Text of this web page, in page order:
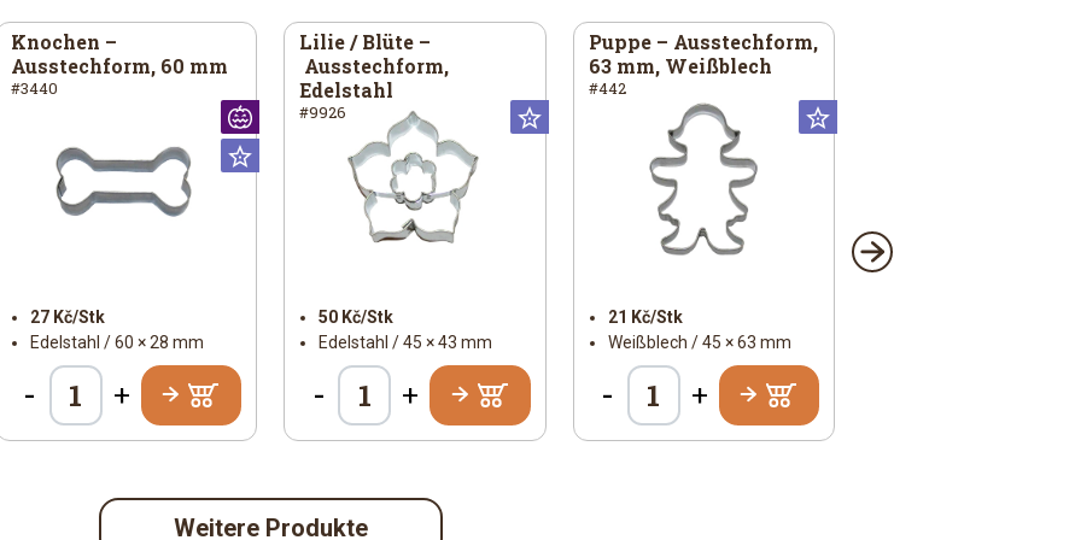
Halloween
Knochen –
Ausstechform, 60 mm
#3440
27 Kč/Stk
Edelstahl / 60 × 28 mm
- +
Lilie / Blüte –
Ausstechform,
Edelstahl
#9926
50 Kč/Stk
Edelstahl / 45 × 43 mm
- +
Puppe – Ausstechform,
63 mm, Weißblech
#442
21 Kč/Stk
Weißblech / 45 × 63 mm
- +
Weitere Produkte